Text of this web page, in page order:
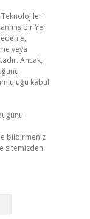
Teknolojileri
bir Yer
veya
Ancak,
kabul
bildirmeniz
sitemizden